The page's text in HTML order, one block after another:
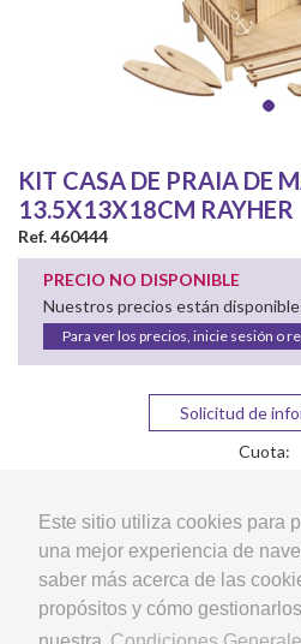
Este sitio utiliza cookies para
una mejor experiencia de
saber más acerca de las
propósitos y cómo
KIT CASA DE PRAIA DE
13.5X13X18CM RAYHER
Ref. 460444
PRECIO NO DISPONIBLE
Nuestros precios están
Para ver los precios, inicie sesión o
Solicitud de
Cuota: